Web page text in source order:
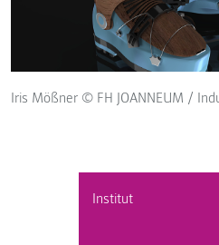
Institut
Iris Mößner © FH JOANNEUM /